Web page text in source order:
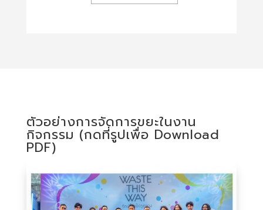
ตัวอย่างการจัดการขยะในงาน
กิจกรรม (กดที่รูปเพื่อ Download
PDF)